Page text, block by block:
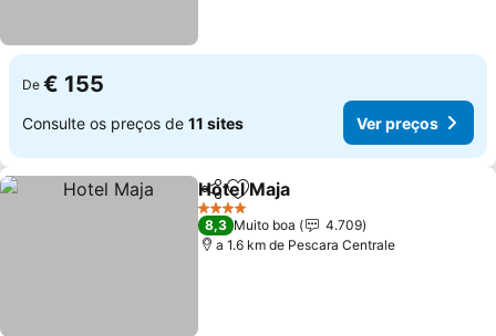
De € 155
Consulte os preços de 11 sites Ver preços
PartilharAdicionar aos favoritos
Hotel Maja
4 Estrelas
8,3 Muito boa
4.709
a 1.6 km de Pescara Centrale